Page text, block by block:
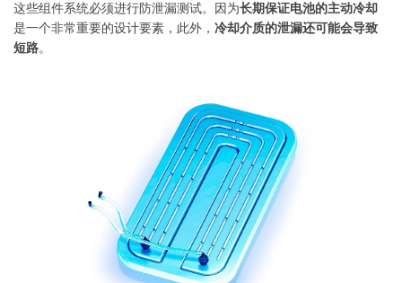
这些组件系统必须进行防泄漏测试。因为长期保证电池的主动冷却
是一个非常重要的设计要素，此外， 冷却介质的泄漏还可能会导致
短路。
如您尚未注册，可立即免费注册！ 点击此处！